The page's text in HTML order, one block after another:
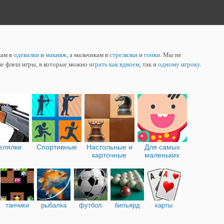
в одевалки и макияж, а мальчикам в стрелялки и гонки. Мы не
флеш игры, в которые можно играть как вдвоем, так и одному игроку.
Спортивные
Настольные и
карточные
Для самых
маленьких
танчики рыбалка футбол бильярд карты